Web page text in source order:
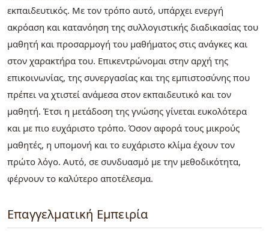
εκπαιδευτικός. Με τον τρόπο αυτό, υπάρχει ενεργή
ακρόαση και κατανόηση της συλλογιστικής διαδικασίας του
μαθητή και προσαρμογή του μαθήματος στις ανάγκες και
στον χαρακτήρα του. Επικεντρώνομαι στην αρχή της
επικοινωνίας, της συνεργασίας και της εμπιστοσύνης που
πρέπει να χτιστεί ανάμεσα στον εκπαιδευτικό και τον
μαθητή. Έτσι η μετάδοση της γνώσης γίνεται ευκολότερα
και με πιο ευχάριστο τρόπο. Όσον αφορά τους μικρούς
μαθητές, η υπομονή και το ευχάριστο κλίμα έχουν τον
πρώτο λόγο. Αυτό, σε συνδυασμό με την μεθοδικότητα,
φέρνουν το καλύτερο αποτέλεσμα.
Επαγγελματική Εμπειρία